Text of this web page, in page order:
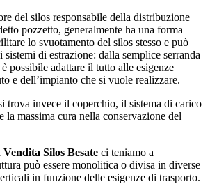
del silos responsabile della distribuzione
pozzetto, generalmente ha una forma
lo svuotamento del silos stesso e può
sistemi di estrazione: dalla semplice serranda
possibile adattare il tutto alle esigenze
e dell’impianto che si vuole realizzare.
trova invece il coperchio, il sistema di carico
la massima cura nella conservazione del
Vendita Silos Besate ci teniamo a
può essere monolitica o divisa in diverse
in funzione delle esigenze di trasporto.